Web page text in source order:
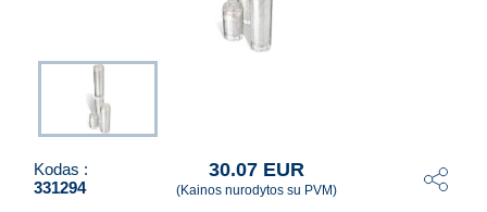
Kodas :
331294
30.07 EUR
(Kainos nurodytos su PVM)